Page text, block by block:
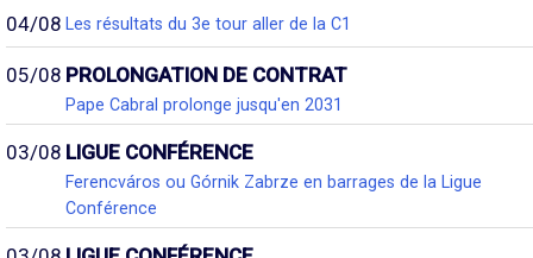
04/08
Les résultats du 3e tour aller de la C1
05/08 PROLONGATION DE CONTRAT
Pape Cabral prolonge jusqu'en 2031
03/08 LIGUE CONFÉRENCE
Ferencváros ou Górnik Zabrze en barrages de la Ligue
Conférence